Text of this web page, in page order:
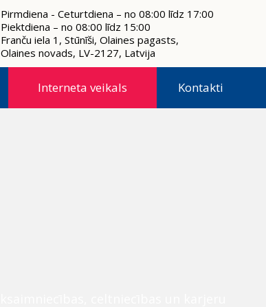
Pirmdiena - Ceturtdiena – no 08:00 līdz 17:00
Piektdiena – no 08:00 līdz 15:00
Franču iela 1, Stūnīši, Olaines pagasts,
Olaines novads, LV-2127, Latvija
Interneta veikals Kontakti